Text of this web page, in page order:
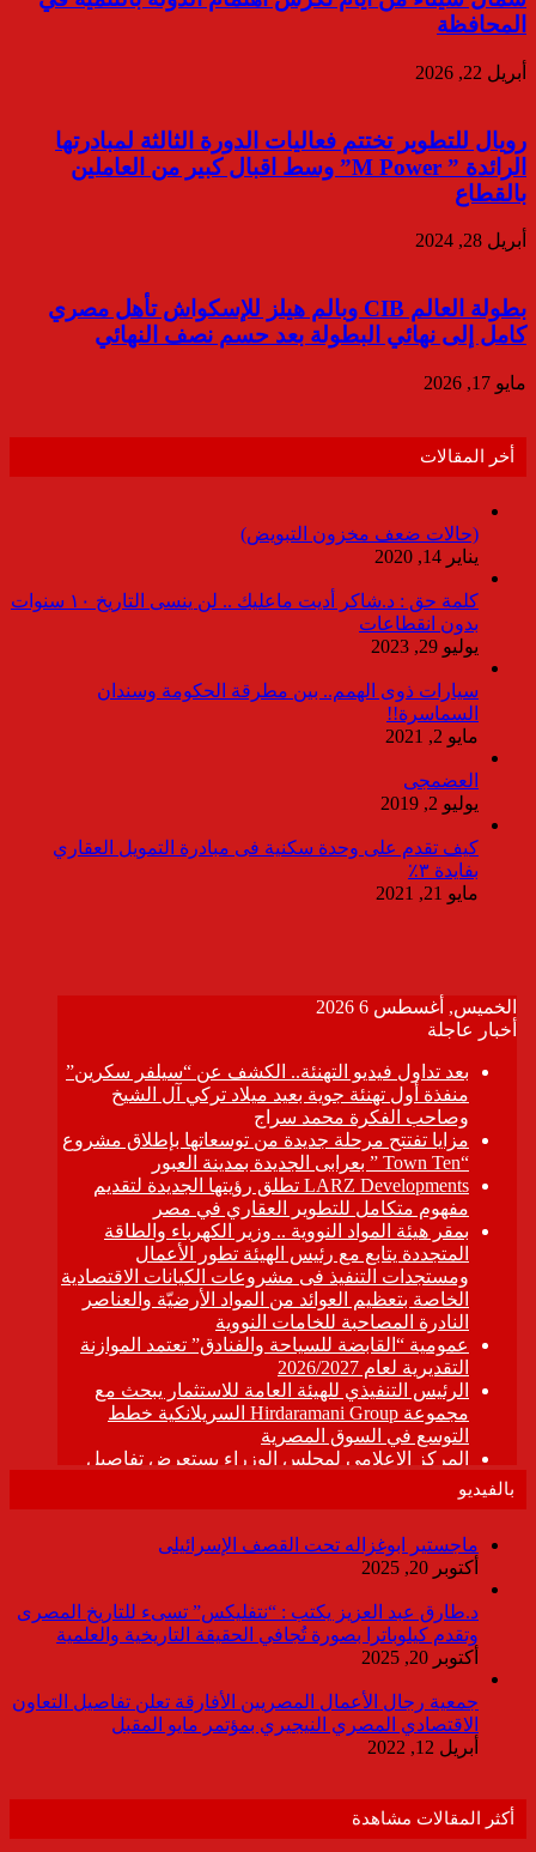
المحافظة
أبريل 22, 2026
رويال للتطوير تختتم فعاليات الدورة الثالثة لمبادرتها
الرائدة ” M Power” وسط اقبال كبير من العاملين
بالقطاع
أبريل 28, 2024
بطولة العالم CIB وبالم هيلز للإسكواش تأهل مصري
كامل إلى نهائي البطولة بعد حسم نصف النهائي
مايو 17, 2026
أخر المقالات
(حالات ضعف مخزون التبويض)
يناير 14, 2020
كلمة حق : د.شاكر أديت ماعليك .. لن ينسى التاريخ ١٠ سنوات
بدون انقطاعات
يوليو 29, 2023
سيارات ذوى الهمم.. بين مطرقة الحكومة وسندان
السماسرة!!
مايو 2, 2021
العضمجى
يوليو 2, 2019
كيف تقدم على وحدة سكنية فى مبادرة التمويل العقاري
بفايدة ٣٪
مايو 21, 2021
بالفيديو
ماجستير ابوغزاله تحت القصف الإسرائيلى
أكتوبر 20, 2025
د.طارق عبد العزيز يكتب : “نتفليكس” تسىء للتاريخ المصرى
وتقدم كيلوباترا بصورة تُجافي الحقيقة التاريخية والعلمية
أكتوبر 20, 2025
جمعية رجال الأعمال المصريين الأفارقة تعلن تفاصيل التعاون
الاقتصادي المصري النيجيري بمؤتمر مايو المقبل
أبريل 12, 2022
أكثر المقالات مشاهدة